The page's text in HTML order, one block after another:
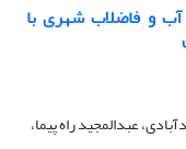
و فاضلاب شهری با
عبدالمجید راه پیما،